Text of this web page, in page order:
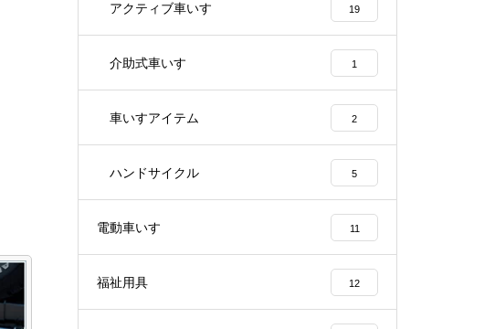
アクティブ車いす 19
介助式車いす 1
車いすアイテム 2
ハンドサイクル 5
電動車いす 11
福祉用具 12